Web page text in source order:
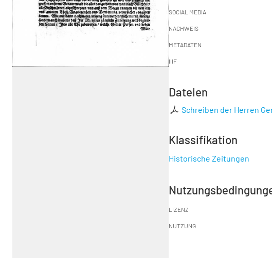
SOCIAL MEDIA
NACHWEIS
METADATEN
IIIF
Dateien
Schreiben der Herren
Klassifikation
Historische Zeitungen
LIZENZ
NUTZUNG